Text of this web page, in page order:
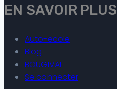
EN SAVOIR PLUS
Auto-ecole
Blog
BOUGIVAL
Se connecter